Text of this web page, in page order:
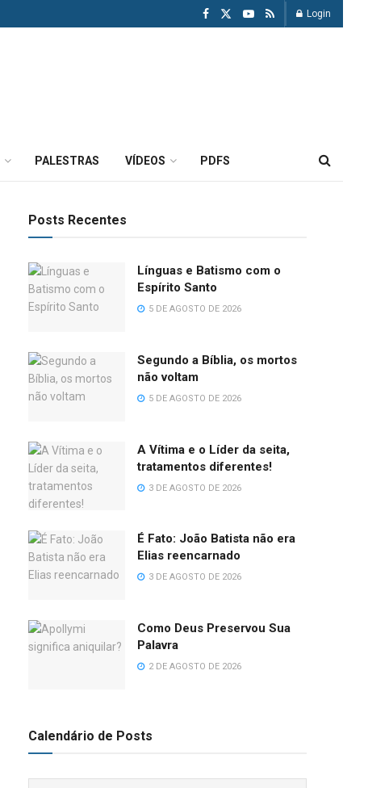
Login
PALESTRAS VÍDEOS PDFS
Posts Recentes
Línguas e Batismo com o
Espírito Santo
5 DE AGOSTO DE 2026
Segundo a Bíblia, os mortos
não voltam
5 DE AGOSTO DE 2026
A Vítima e o Líder da seita,
tratamentos diferentes!
3 DE AGOSTO DE 2026
É Fato: João Batista não era
Elias reencarnado
3 DE AGOSTO DE 2026
Como Deus Preservou Sua
Palavra
2 DE AGOSTO DE 2026
Calendário de Posts